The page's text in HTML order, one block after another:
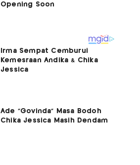
Irma Sempat Cemburui
Kemesraan Andika & Chika
Jessica
Ade "Govinda" Masa Bodoh
Chika Jessica Masih Dendam